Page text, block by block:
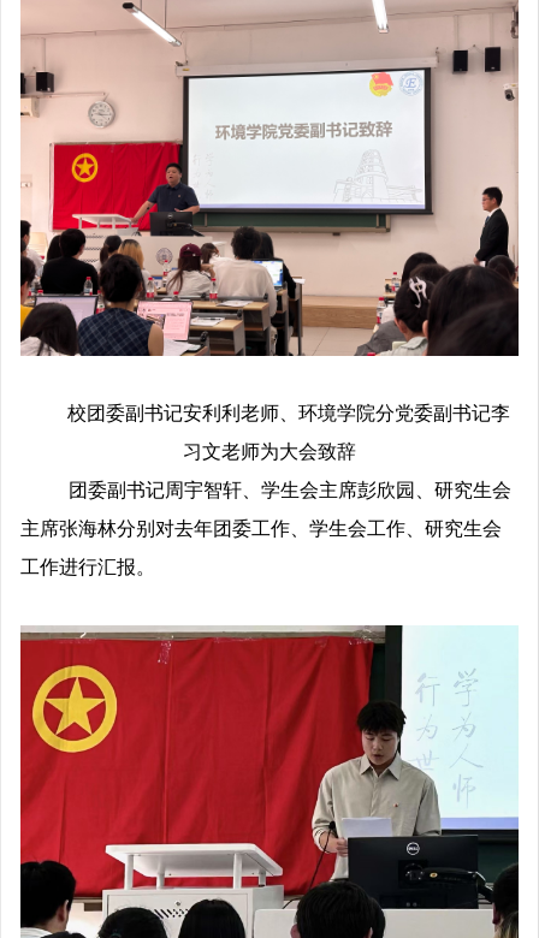
校团委副书记安利利老师、环境学院分党委副书记李
习文老师为大会致辞
团委副书记周宇智轩、学生会主席彭欣园、研究生会
主席张海林分别对去年团委工作、学生会工作、研究生会
工作进行汇报。